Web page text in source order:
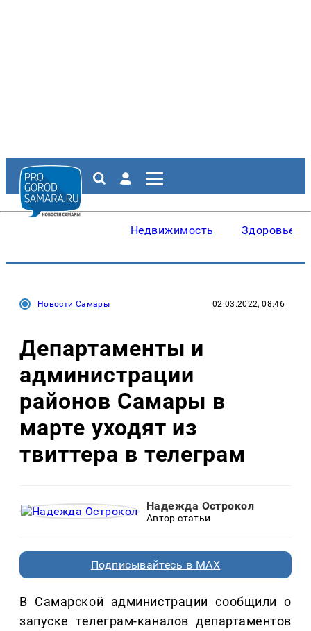
Недвижимость Здоровье
Новости Самары 02.03.2022, 08:46
Департаменты и
администрации
районов Самары в
марте уходят из
твиттера в телеграм
Надежда Острокол
Автор статьи
Подписывайтесь в MAX
В Самарской администрации сообщили о
запуске телеграм-каналов департаментов